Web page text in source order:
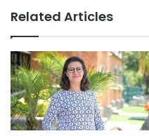
Related Articles